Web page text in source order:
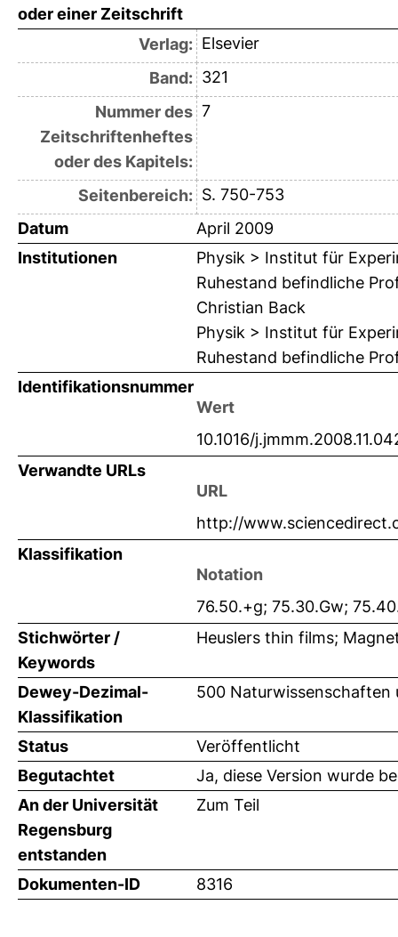
oder einer Zeitschrift
Verlag: Elsevier
Band: 321
Nummer des
Zeitschriftenheftes
oder des Kapitels:
7
Seitenbereich: S. 750-753
Datum
April 2009
Institutionen
Physik > Institut für
Ruhestand befindliche
Christian Back
Physik > Institut für
Ruhestand befindliche
Identifikationsnummer
Wert
10.1016/
Verwandte URLs
URL
http://
Klassifikation
Notation
76.50.+g; 75.30.Gw;
Stichwörter /
Keywords
Heuslers thin films;
Dewey-Dezimal-
Klassifikation
500 Naturwissenschaften
Status
Veröffentlicht
Begutachtet
Ja, diese Version wurde
An der Universität
Regensburg
entstanden
Zum Teil
Dokumenten-ID 8316